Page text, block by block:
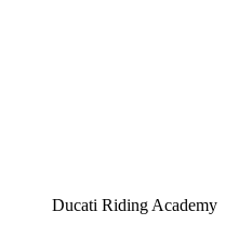
Ducati Riding Academy